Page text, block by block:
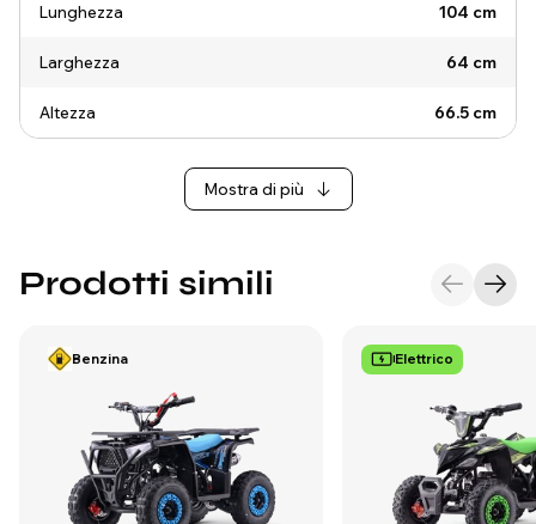
Lunghezza 104 cm
Larghezza 64 cm
Altezza 66.5 cm
Mostra di più
Prodotti simili
Benzina Elettrico